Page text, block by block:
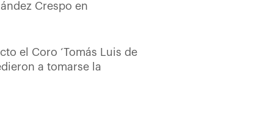
Crespo en
el Coro ‘Tomás Luis de
a tomarse la